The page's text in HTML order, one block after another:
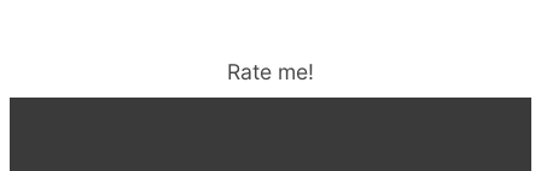
Rate me!